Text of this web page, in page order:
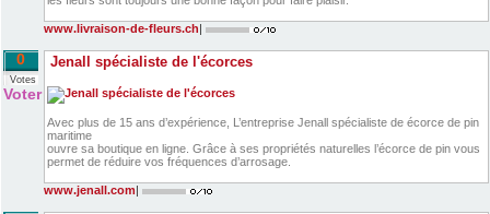
www.livraison-de-fleurs.ch|
0
Votes
Voter
Jenall spécialiste de l'écorces
Avec plus de 15 ans d’expérience, L’entreprise Jenall spécialiste de écorce de pin
maritime
ouvre sa boutique en ligne. Grâce à ses propriétés naturelles l’écorce de pin vous
permet de réduire vos fréquences d’arrosage.
www.jenall.com|